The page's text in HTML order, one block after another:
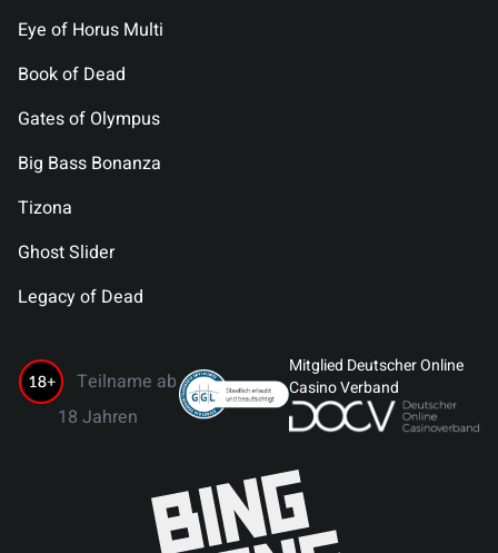
Eye of Horus Multi
Book of Dead
Gates of Olympus
Big Bass Bonanza
Tizona
Ghost Slider
Legacy of Dead
Teilname ab
18 Jahren
Mitglied Deutscher Online
Casino Verband